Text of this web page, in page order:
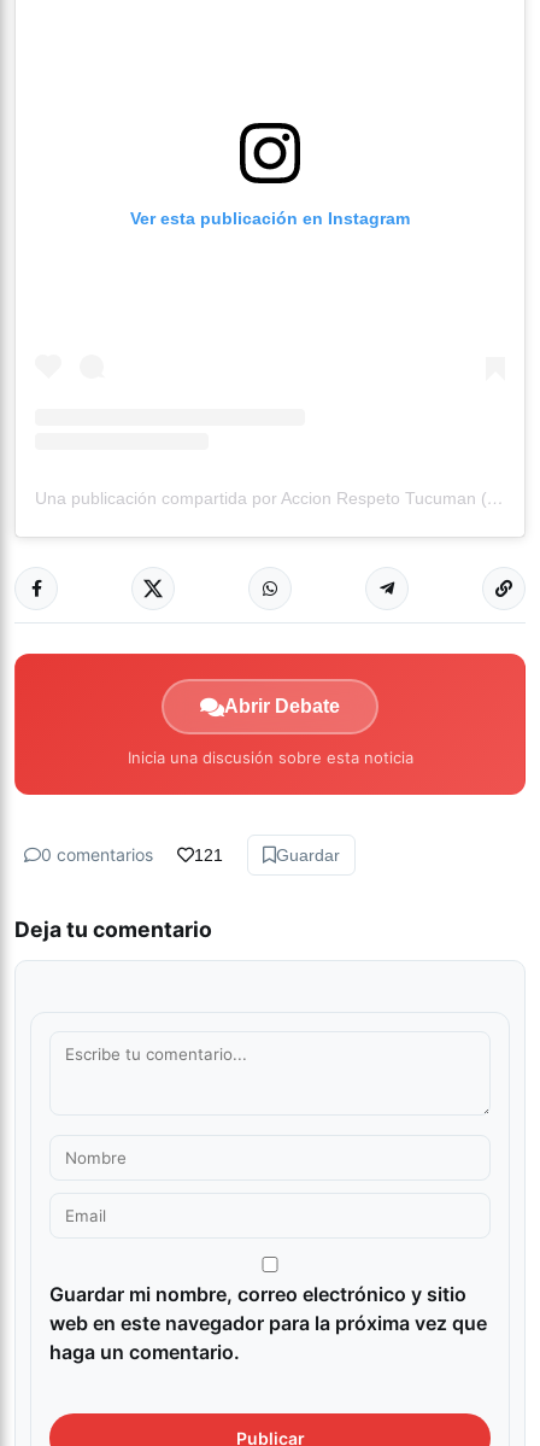
Ver esta publicación en Instagram
Una publicación compartida por Accion Respeto Tucuman (@accionrespetotucuman)
Abrir Debate
Inicia una discusión sobre esta noticia
0 comentarios 121 Guardar
Deja tu comentario
Guardar mi nombre, correo electrónico y sitio
web en este navegador para la próxima vez que
haga un comentario.